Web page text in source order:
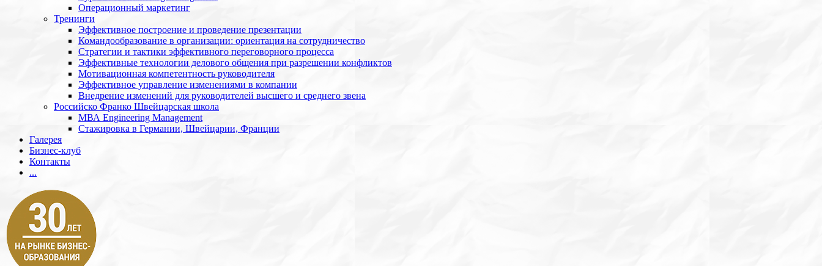
Операционный маркетинг
Тренинги
Эффективное построение и проведение презентации
Командообразование в организации: ориентация на сотрудничество
Стратегии и тактики эффективного переговорного процесса
Эффективные технологии делового общения при разрешении конфликтов
Мотивационная компетентность руководителя
Эффективное управление изменениями в компании
Внедрение изменений для руководителей высшего и среднего звена
Российско Франко Швейцарская школа
МВА Engineering Management
Стажировка в Германии, Швейцарии, Франции
Галерея
Бизнес-клуб
Контакты
...